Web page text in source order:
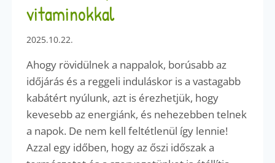
vitaminokkal
2025.10.22.
Ahogy rövidülnek a nappalok, borúsabb az
időjárás és a reggeli induláskor is a vastagabb
kabátért nyúlunk, azt is érezhetjük, hogy
kevesebb az energiánk, és nehezebben telnek
a napok. De nem kell feltétlenül így lennie!
Azzal egy időben, hogy az őszi időszak a